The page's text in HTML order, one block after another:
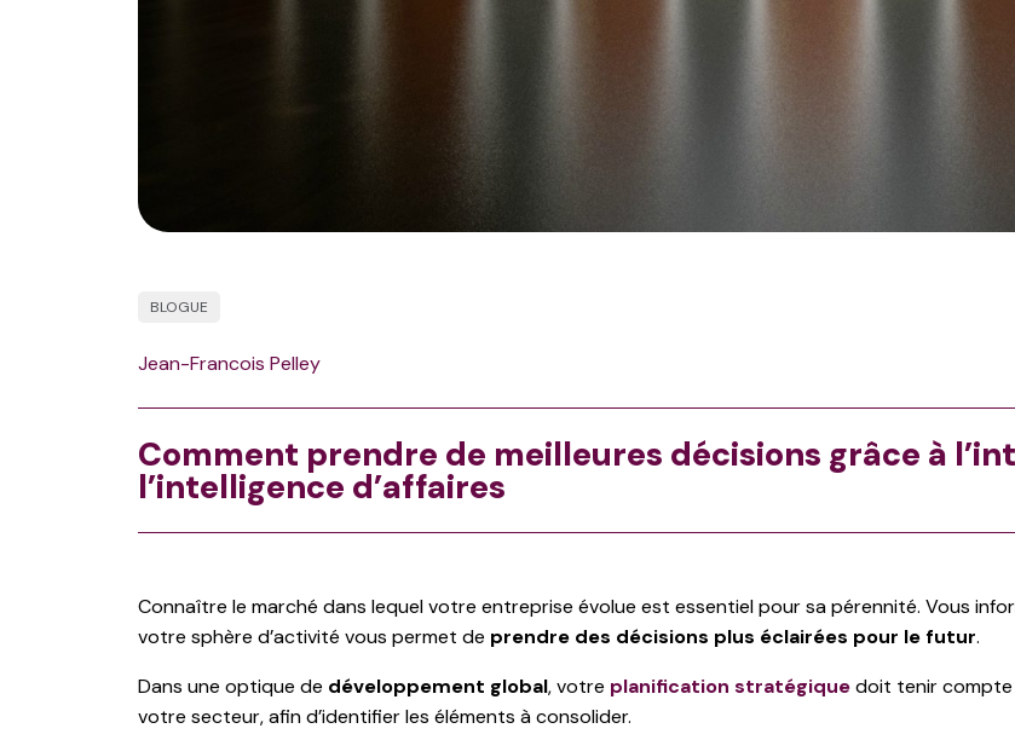
BLOGUE
Jean-Francois Pelley
Comment prendre de meilleures décisions grâce à
l’intelligence d’affaires
Connaître le marché dans lequel votre entreprise évolue est essentiel pour sa pérennité. Vous
votre sphère d’activité vous permet de prendre des décisions plus éclairées pour le futur.
Dans une optique de développement global, votre planification stratégiquedoit tenir compte
votre secteur, afin d’identifier les éléments à consolider.